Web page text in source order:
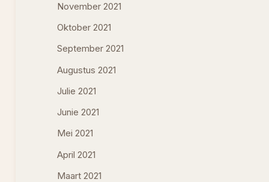
November 2021
Oktober 2021
September 2021
Augustus 2021
Julie 2021
Junie 2021
Mei 2021
April 2021
Maart 2021